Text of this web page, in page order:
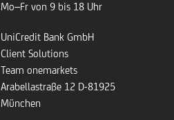
Mo–Fr von 9 bis 18 Uhr
UniCredit Bank GmbH
Client Solutions
Team onemarkets
Arabellastraße 12 D-81925
München